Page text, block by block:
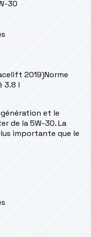
30
2019)Norme
3.8 l
génération et le
de la 5W-30. La
importante que le